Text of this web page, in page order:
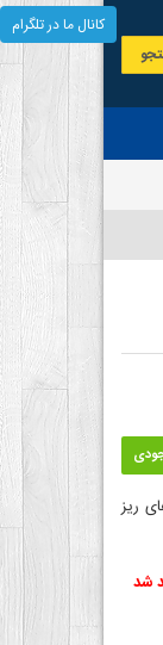
ریز
شد
کانال ما در تلگرام